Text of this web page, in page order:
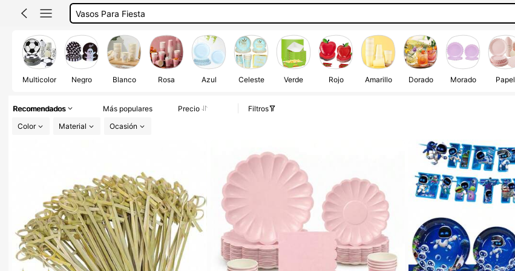
Platos Para Fiesta
Platos Desechables Elegante
Platos De Plástico Elegantes
Multicolor Negro Blanco Rosa Azul Celeste Verde Rojo Amarillo Dorado Morado Papel
Recomendados
Más populares Precio
Filtros
Color
Material Ocasión